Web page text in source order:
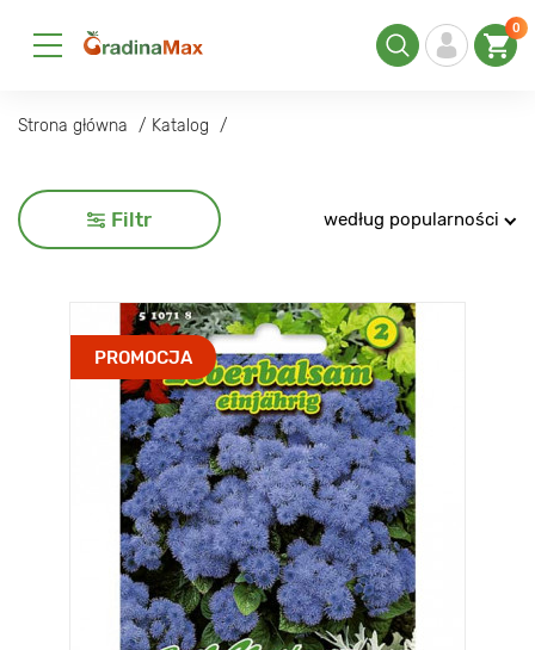
0
Strona główna Katalog
Filtr według popularności
PROMOCJA